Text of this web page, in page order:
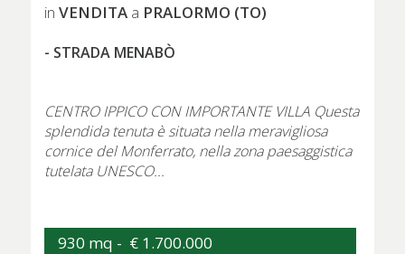
in VENDITAa PRALORMO (TO)
- STRADA MENABÒ
CENTRO IPPICO CON IMPORTANTE VILLA Questa
splendida tenuta è situata nella meravigliosa
cornice del Monferrato, nella zona paesaggistica
tutelata UNESCO...
930 mq - € 1.700.000